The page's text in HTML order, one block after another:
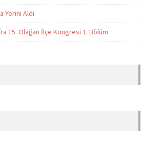
Yerini Aldı
15. Olağan İlçe Kongresi 1. Bölüm